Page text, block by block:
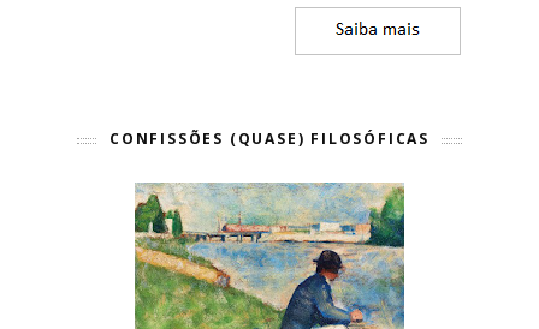
CONFISSÕES (QUASE) FILOSÓFICAS